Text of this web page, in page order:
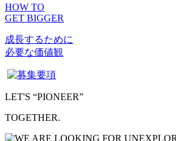
HOW TO
GET BIGGER
成長するために
必要な価値観
LET'S “PIONEER”
TOGETHER.